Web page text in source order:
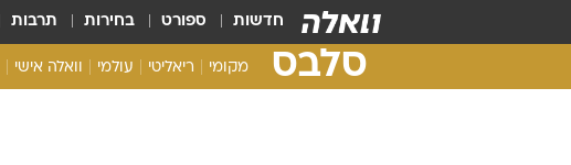
חדשות ספורט בחירות תרבות
סלבס מקומי ריאליטי עולמי וואלה אישי